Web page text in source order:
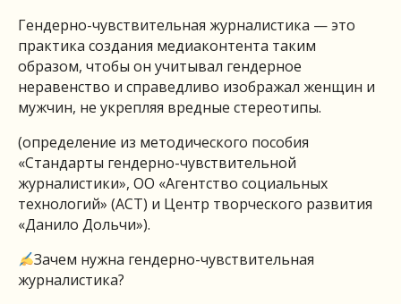
Гендерно-чувствительная журналистика — это
практика создания медиаконтента таким
образом, чтобы он учитывал гендерное
неравенство и справедливо изображал женщин и
мужчин, не укрепляя вредные стереотипы.
(определение из методического пособия
«Стандарты гендерно-чувствительной
журналистики», ОО «Агентство социальных
технологий» (АСТ) и Центр творческого развития
«Данило Дольчи»).
Зачем нужна гендерно-чувствительная
журналистика?